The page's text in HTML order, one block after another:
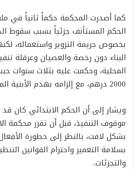
كما أصدرت المحكمة حكماً ثانياً في
الحكم المستأنف جزئياً بسبب سقوط
بخصوص جريمة التزوير واستعماله،
البناء دون رخصة والعصيان وعرقلة
المحلية، وحكمت عليه بثلاث سنوات
2000 درهم، مع إلزامه بهدم الأبنية المخالفة على نفقته الخاصة.
ويشار إلى أن الحكم الابتدائي
موقوف التنفيذ، قبل أن تقرر محكمة
بشكل لافت، بالنظر إلى خطورة
بسلامة التعمير واحترام القوانين
والتجزئات.